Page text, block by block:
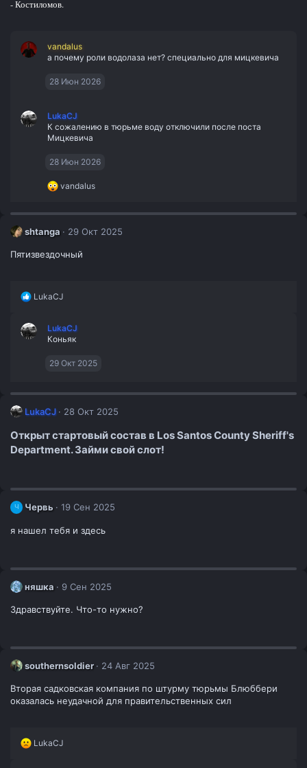
- Костиломов.
vandalus
а почему роли водолаза нет? специально для мицкевича
28 Июн 2026
LukaCJ
К сожалению в тюрьме воду отключили после поста
Мицкевича
28 Июн 2026
Р
к
и
vandalus
shtanga 29 Окт 2025
Пятизвездочный
Р
к
ц
LukaCJ
LukaCJ
Коньяк
29 Окт 2025
LukaCJ 28 Окт 2025
Открыт стартовый состав в Los Santos County Sheriff's
Department. Займи свой слот!
Ч Червь 19 Сен 2025
я нашел тебя и здесь
няшка 9 Сен 2025
Здравствуйте. Что-то нужно?
southernsoldier 24 Авг 2025
Вторая садковская компания по штурму тюрьмы Блюббери
оказалась неудачной для правительственных сил
РLukaCJ